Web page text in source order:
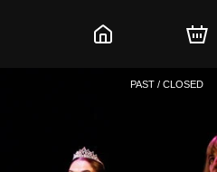
PAST / CLOSED